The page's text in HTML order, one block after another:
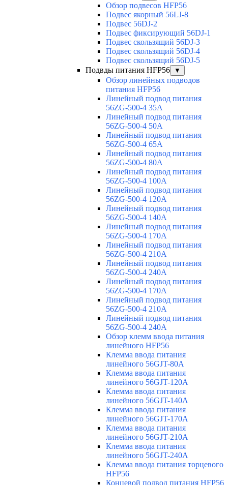
Обзор подвесов HFP56
Подвес якорный 56LJ-8
Подвес 56DJ-2
Подвес фиксирующий 56DJ-1
Подвес скользящий 56DJ-3
Подвес скользящий 56DJ-4
Подвес скользящий 56DJ-5
Подвды питания HFP56
▼
Обзор линейных подводов
питания HFP56
Линейный подвод питания
56ZG-500-4 35A
Линейный подвод питания
56ZG-500-4 50A
Линейный подвод питания
56ZG-500-4 65A
Линейный подвод питания
56ZG-500-4 80A
Линейный подвод питания
56ZG-500-4 100A
Линейный подвод питания
56ZG-500-4 120A
Линейный подвод питания
56ZG-500-4 140A
Линейный подвод питания
56ZG-500-4 170A
Линейный подвод питания
56ZG-500-4 210A
Линейный подвод питания
56ZG-500-4 240A
Линейный подвод питания
56ZG-500-4 170A
Линейный подвод питания
56ZG-500-4 210A
Линейный подвод питания
56ZG-500-4 240A
Обзор клемм ввода питания
линейного HFP56
Клемма ввода питания
линейного 56GJT-80A
Клемма ввода питания
линейного 56GJT-120A
Клемма ввода питания
линейного 56GJT-140A
Клемма ввода питания
линейного 56GJT-170A
Клемма ввода питания
линейного 56GJT-210A
Клемма ввода питания
линейного 56GJT-240A
Клемма ввода питания торцевого
HFP56
Концевой подвод питания HFP56